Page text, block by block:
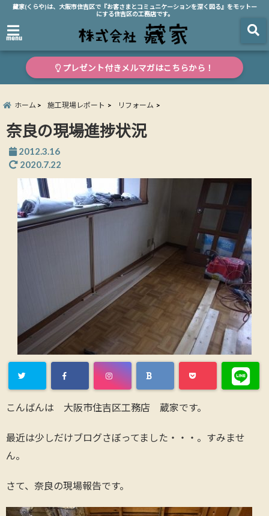
藏家(くらや)は、大阪市住吉区で『お客さまとコミュニケーションを深く図る』をモットー
にする住吉区の工務店です。
menu
プレゼント付きメルマガはこちらから！
ホーム 施工現場レポート リフォーム
奈良の現場進捗状況
2012.3.16
2020.7.22
こんばんは 大阪市住吉区工務店 蔵家です。
最近は少しだけブログさぼってました・・・。すみませ
ん。
さて、奈良の現場報告です。